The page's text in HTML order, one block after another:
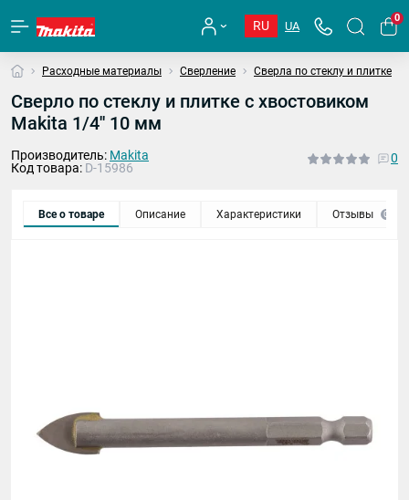
RU UA
0
Расходные материалы Сверление Сверла по стеклу и плитке
Сверло по стеклу и плитке с хвостовиком
Makita 1/4'' 10 мм
Производитель: Makita
Код товара: D-15986
0
Все о товаре Описание Характеристики Отзывы 0